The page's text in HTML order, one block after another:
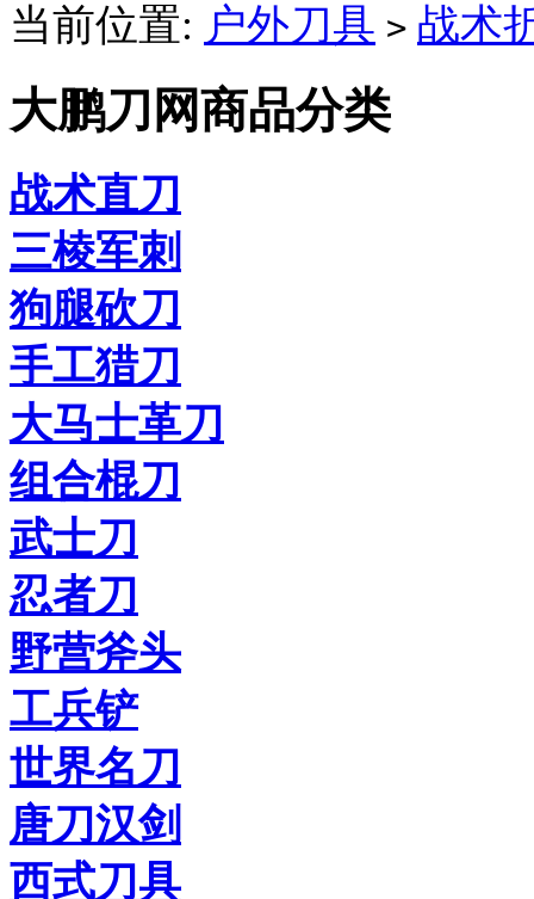
当前位置: 户外刀具 > 战术
大鹏刀网商品分类
战术直刀
三棱军刺
狗腿砍刀
手工猎刀
大马士革刀
组合棍刀
武士刀
忍者刀
野营斧头
工兵铲
世界名刀
唐刀汉剑
西式刀具